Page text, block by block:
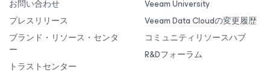
お問い合わせ
プレスリリース
ブランド・リソース・センタ
ー
トラストセンター
Veeam University
Veeam Data Cloudの変更履歴
コミュニティリソースハブ
R&Dフォーラム